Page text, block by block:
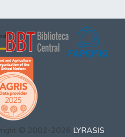
© 2002-2026 LYRASIS